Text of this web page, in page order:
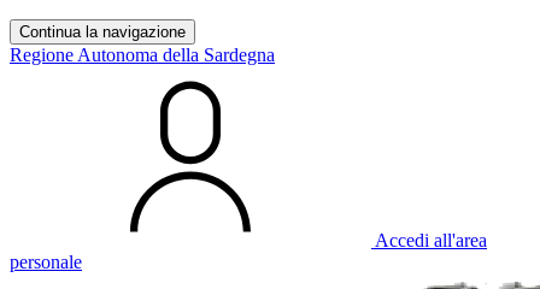
Continua la navigazione
Regione Autonoma della Sardegna
Accedi all'area
personale